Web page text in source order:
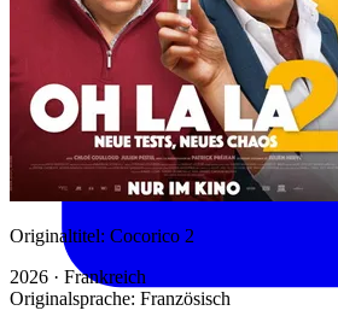
Originaltitel: Cocorico 2
2026 · Frankreich
Originalsprache: Französisch